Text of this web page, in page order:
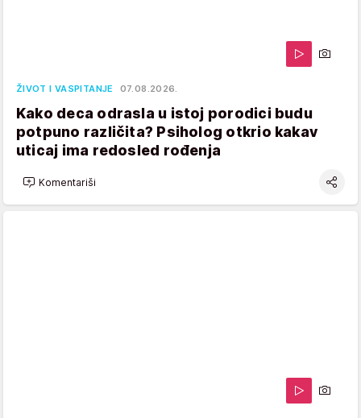
ŽIVOT I VASPITANJE 07.08.2026.
Kako deca odrasla u istoj porodici budu
potpuno različita? Psiholog otkrio kakav
uticaj ima redosled rođenja
Komentariši